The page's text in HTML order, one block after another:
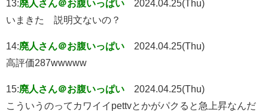
13:廃人さん＠お腹いっぱい
2024.04.25(Thu)
いまきた 説明文ないの？
14:廃人さん＠お腹いっぱい
2024.04.25(Thu)
高評価287wwwww
15:廃人さん＠お腹いっぱい
2024.04.25(Thu)
こういうのってカワイイpettvとかがパクると急上昇なんだ